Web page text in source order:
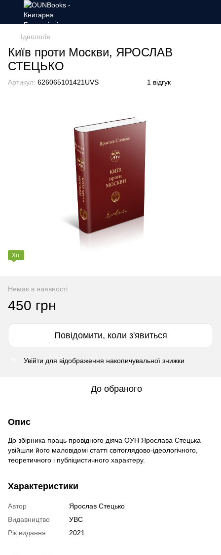
Ідеологія
Київ проти Москви, ЯРОСЛАВ
СТЕЦЬКО
Артикул: 626065101421UVS 1 відгук
Хіт
Немає в наявності
450 грн
Повідомити, коли з'явиться
Увійти для відображення накопичувальної знижки
До обраного
Опис
До збірника праць провідного діяча ОУН Ярослава Стецька
увійшли його маловідомі статті світоглядово-ідеологічного,
теоретичного і публіцистичного характеру.
Характеристики
Автор
Ярослав Стецько
Видавництво
УВС
Рік видання
2021